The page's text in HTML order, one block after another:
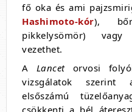
fő oka és ami
Hashimoto-kór),
pikkelysömör)
vezethet.
A Lancetorvosi
vizsgálatok szerint
elsőszámú
csökkenti a bél